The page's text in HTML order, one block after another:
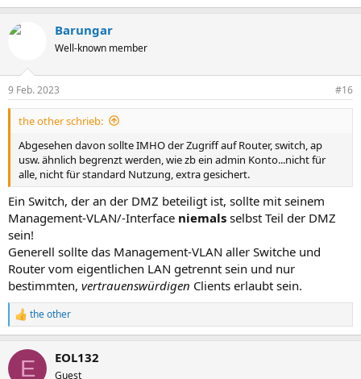
Barungar
Well-known member
9 Feb. 2023 #16
the other schrieb:
Abgesehen davon sollte IMHO der Zugriff auf Router, switch, ap
usw. ähnlich begrenzt werden, wie zb ein admin Konto...nicht für
alle, nicht für standard Nutzung, extra gesichert.
Ein Switch, der an der DMZ beteiligt ist, sollte mit seinem
Management-VLAN/-Interface niemals selbst Teil der DMZ
sein!
Generell sollte das Management-VLAN aller Switche und
Router vom eigentlichen LAN getrennt sein und nur
bestimmten, vertrauenswürdigen Clients erlaubt sein.
R
e
k
the other
E EOL132
Guest